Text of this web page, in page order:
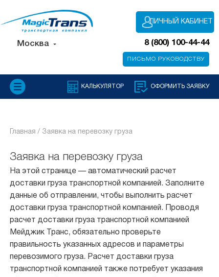
Москва 8 (800) 100-44-44
ЛИЧНЫЙ КАБИНЕТ
ПИСЬМО РУКОВОДСТВУ
КАЛЬКУЛЯТОР ОФОРМИТЬ ЗАЯВКУ
Главная / Заявка на перевозку груза
Заявка на перевозку груза
На этой странице — автоматический расчет
доставки груза транспортной компанией. Заполните
данные об отправлении, чтобы выполнить расчет
доставки груза транспортной компанией. Проводя
расчет доставки груза транспортной компанией
Мейджик Транс, обязательно проверьте
правильность указанных адресов и параметры
перевозимого груза. Расчет доставки груза
транспортной компанией также потребует указания